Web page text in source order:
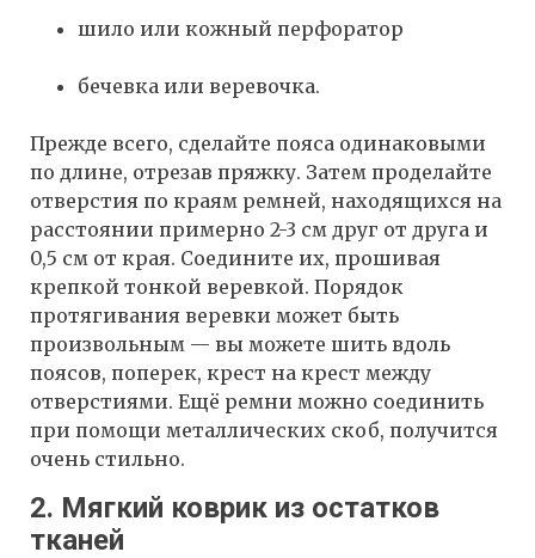
шило или кожный перфоратор
бечевка или веревочка.
Прежде всего, сделайте пояса одинаковыми
по длине, отрезав пряжку. Затем проделайте
отверстия по краям ремней, находящихся на
расстоянии примерно 2-3 см друг от друга и
0,5 см от края. Соедините их, прошивая
крепкой тонкой веревкой. Порядок
протягивания веревки может быть
произвольным — вы можете шить вдоль
поясов, поперек, крест на крест между
отверстиями. Ещё ремни можно соединить
при помощи металлических скоб, получится
очень стильно.
2. Мягкий коврик из остатков
тканей